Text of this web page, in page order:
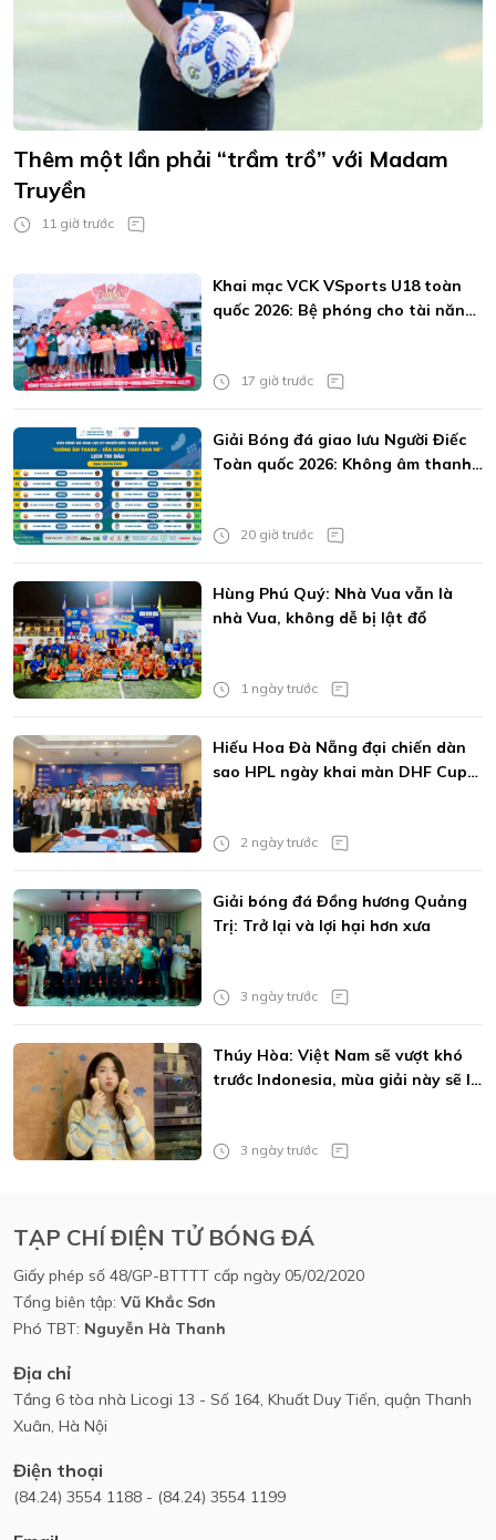
Thêm một lần phải “trầm trồ” với Madam
Truyền
11 giờ trước
Khai mạc VCK VSports U18 toàn
quốc 2026: Bệ phóng cho tài năng
17 giờ trước
Giải Bóng đá giao lưu Người Điếc
Toàn quốc 2026: Không âm thanh
20 giờ trước
Hùng Phú Quý: Nhà Vua vẫn là
nhà Vua, không dễ bị lật đổ
1 ngày trước
Hiếu Hoa Đà Nẵng đại chiến dàn
sao HPL ngày khai màn DHF Cup
2 ngày trước
Giải bóng đá Đồng hương Quảng
Trị: Trở lại và lợi hại hơn xưa
3 ngày trước
Thúy Hòa: Việt Nam sẽ vượt khó
trước Indonesia, mùa giải này sẽ là
3 ngày trước
TẠP CHÍ ĐIỆN TỬ BÓNG ĐÁ
Giấy phép số 48/GP-BTTTT cấp ngày 05/02/2020
Tổng biên tập: Vũ Khắc Sơn
Phó TBT: Nguyễn Hà Thanh
Địa chỉ
Tầng 6 tòa nhà Licogi 13 - Số 164, Khuất Duy Tiến, quận Thanh
Xuân, Hà Nội
Điện thoại
(84.24) 3554 1188 - (84.24) 3554 1199